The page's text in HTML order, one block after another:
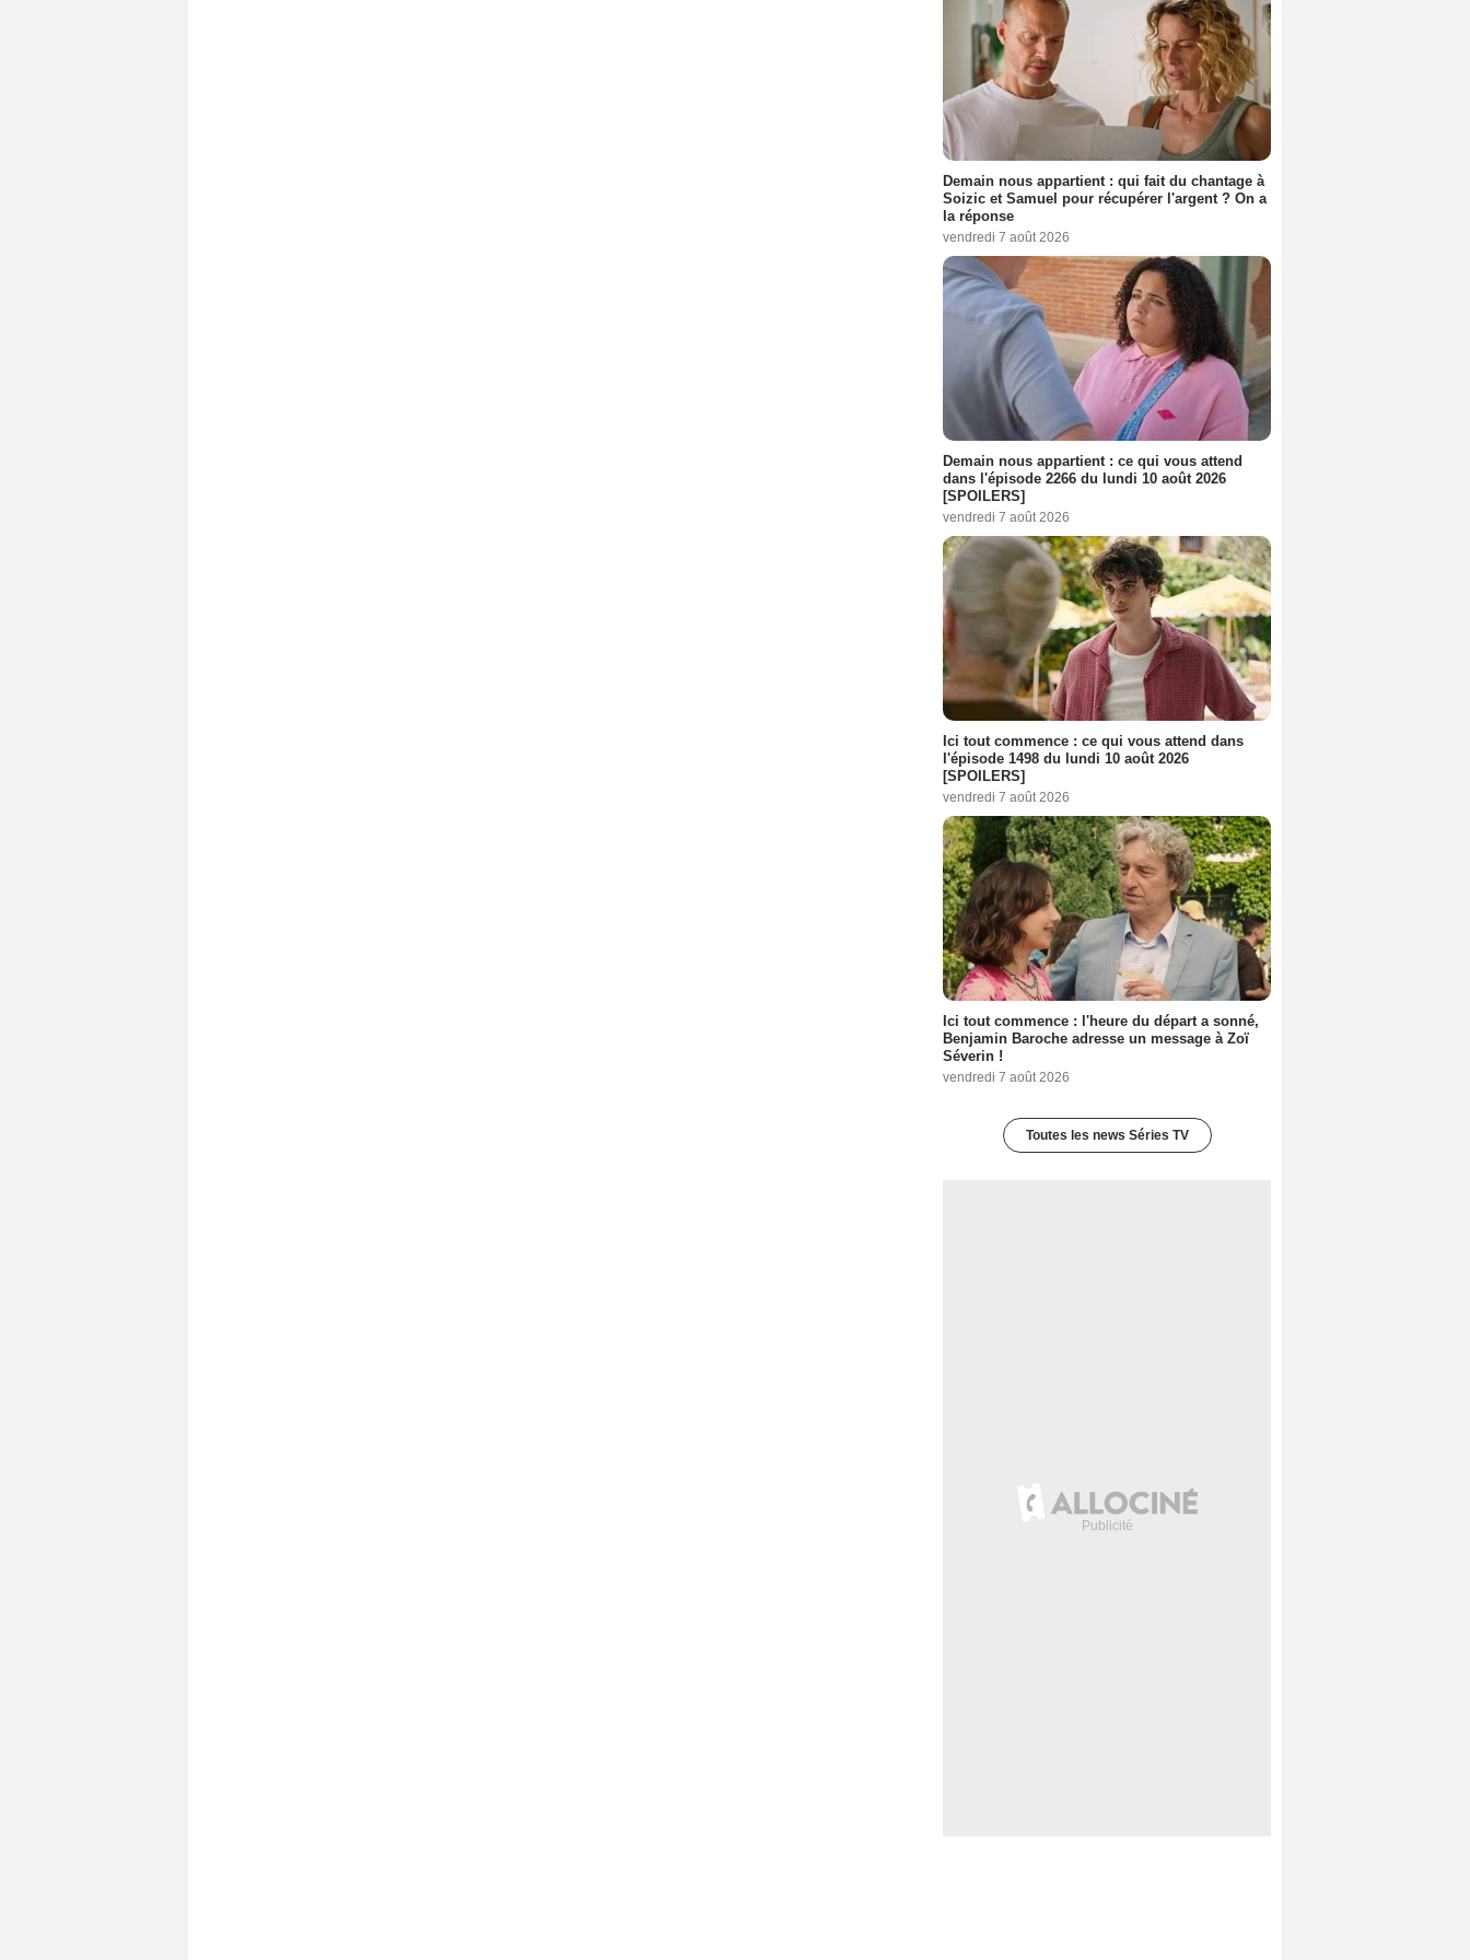
Demain nous appartient : qui fait du chantage à
Soizic et Samuel pour récupérer l'argent ? On a
la réponse
vendredi 7 août 2026
Demain nous appartient : ce qui vous attend
dans l'épisode 2266 du lundi 10 août 2026
[SPOILERS]
vendredi 7 août 2026
Ici tout commence : ce qui vous attend dans
l'épisode 1498 du lundi 10 août 2026
[SPOILERS]
vendredi 7 août 2026
Ici tout commence : l'heure du départ a sonné,
Benjamin Baroche adresse un message à Zoï
Séverin !
vendredi 7 août 2026
Toutes les news Séries TV